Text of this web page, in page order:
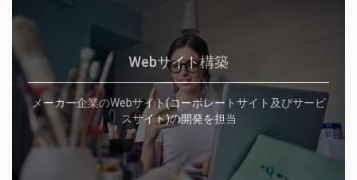
Webサイト構築
メーカー企業のWebサイト(コーポレートサイト及びサービ
スサイト)の開発を担当